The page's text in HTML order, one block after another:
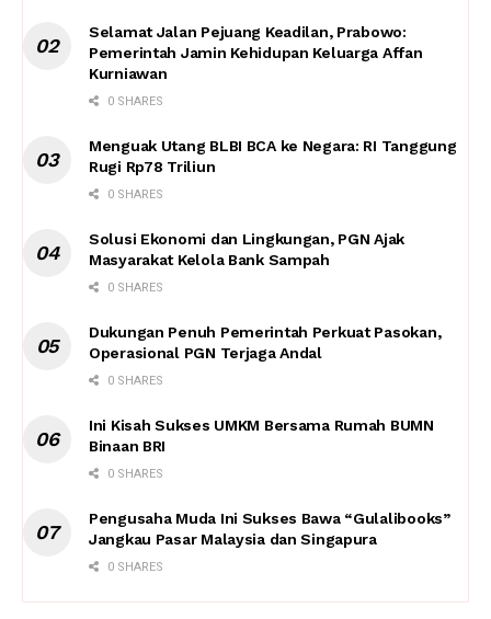
Selamat Jalan Pejuang Keadilan, Prabowo:
Pemerintah Jamin Kehidupan Keluarga Affan
Kurniawan
0 SHARES
Menguak Utang BLBI BCA ke Negara: RI Tanggung
Rugi Rp78 Triliun
0 SHARES
Solusi Ekonomi dan Lingkungan, PGN Ajak
Masyarakat Kelola Bank Sampah
0 SHARES
Dukungan Penuh Pemerintah Perkuat Pasokan,
Operasional PGN Terjaga Andal
0 SHARES
Ini Kisah Sukses UMKM Bersama Rumah BUMN
Binaan BRI
0 SHARES
Pengusaha Muda Ini Sukses Bawa “Gulalibooks”
Jangkau Pasar Malaysia dan Singapura
0 SHARES